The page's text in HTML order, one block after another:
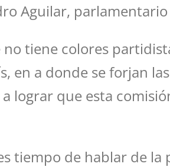
Aguilar,
tiene colores
en a donde se forjan
lograr que esta
tiempo de hablar de